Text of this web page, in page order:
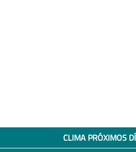
CLIMA PRÓXIMOS